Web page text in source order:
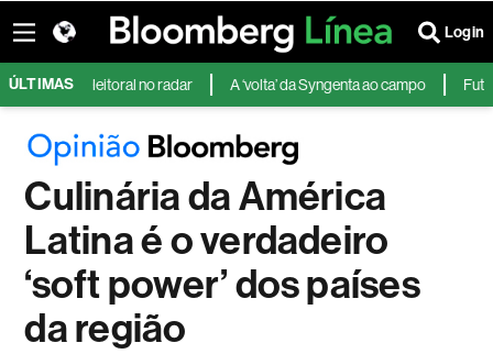
Login
ÚLTIMAS
eleitoral no radar A ‘volta’ da Syngenta ao campo Futuros dos
Culinária da América
Latina é o verdadeiro
‘soft power’ dos países
da região